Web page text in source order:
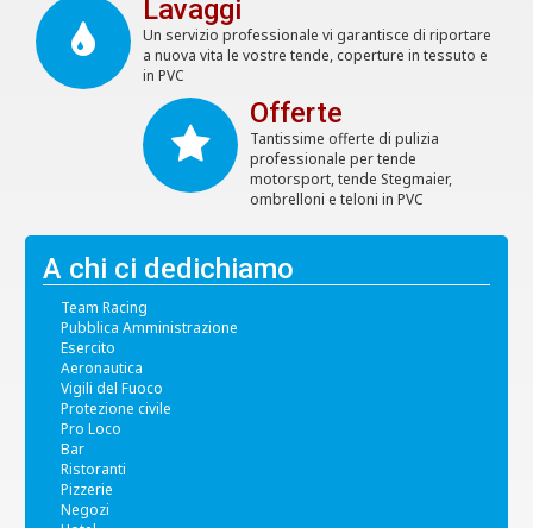
Lavaggi
Un servizio professionale vi garantisce di riportare
a nuova vita le vostre tende, coperture in tessuto e
in PVC
Offerte
Tantissime offerte di pulizia
professionale per tende
motorsport, tende Stegmaier,
ombrelloni e teloni in PVC
A chi ci dedichiamo
Team Racing
Pubblica Amministrazione
Esercito
Aeronautica
Vigili del Fuoco
Protezione civile
Pro Loco
Bar
Ristoranti
Pizzerie
Negozi